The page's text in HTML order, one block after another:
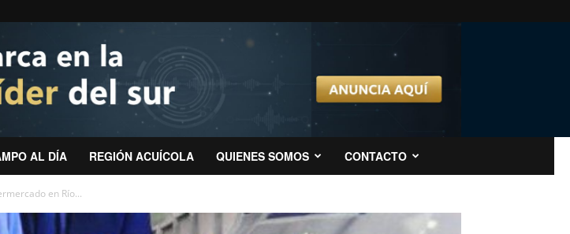
AL DÍA REGIÓN ACUÍCOLA QUIENES SOMOS CONTACTO
en Río...